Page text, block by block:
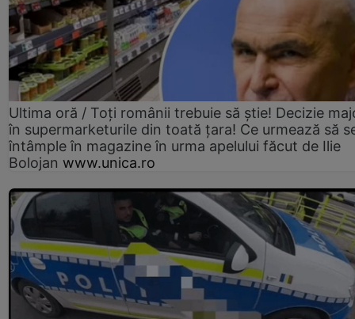
Ultima oră / Toți românii trebuie să știe! Decizie
în supermarketurile din toată țara! Ce urmează să
întâmple în magazine în urma apelului făcut de Ilie
Bolojan www.unica.ro